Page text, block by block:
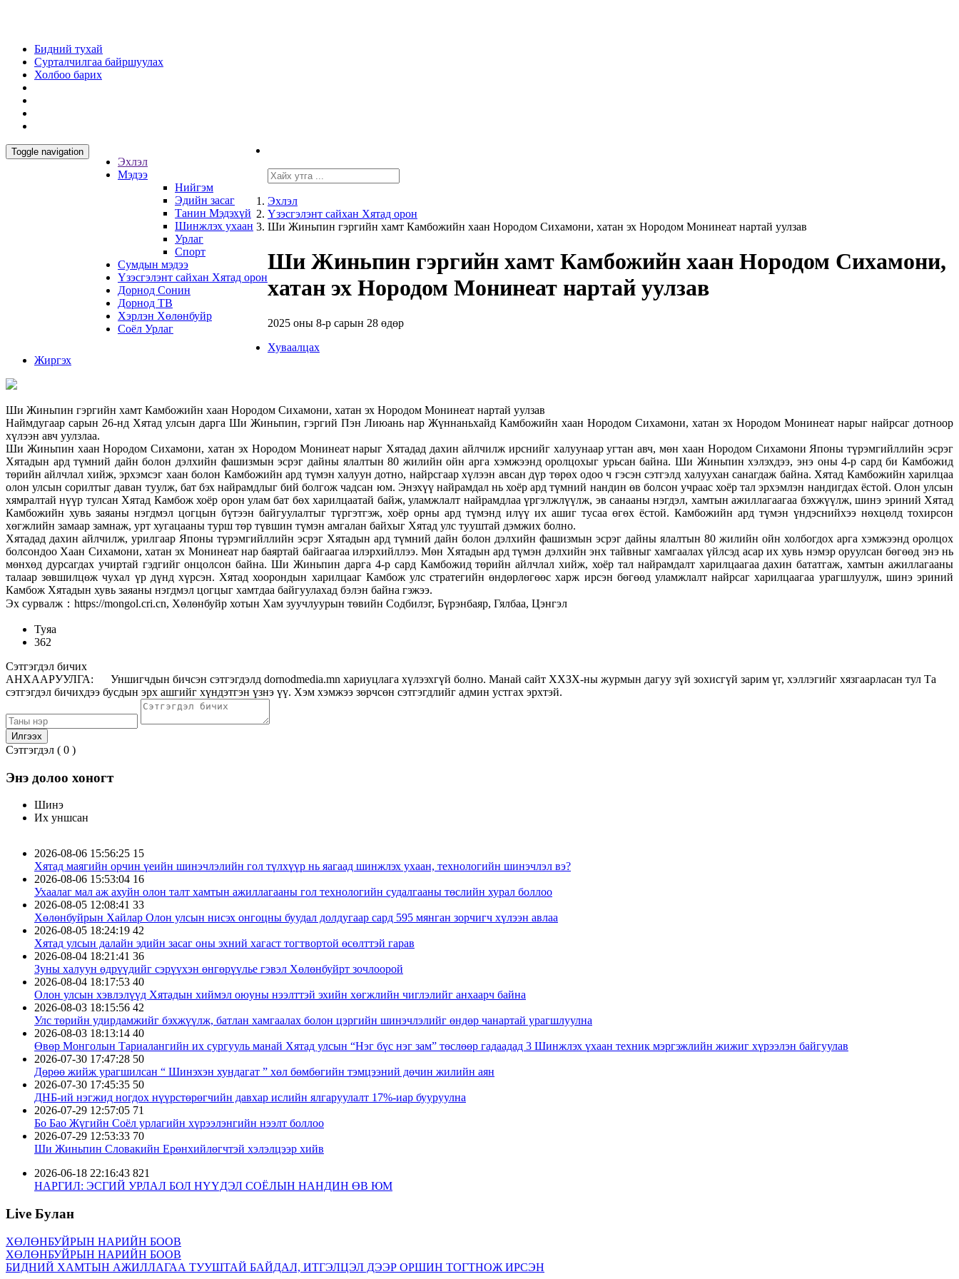
Бидний тухай
Сурталчилгаа байршуулах
Холбоо барих
Toggle navigation
Эхлэл
Мэдээ
Нийгэм
Эдийн засаг
Танин Мэдэхүй
Шинжлэх ухаан
Урлаг
Спорт
Сумдын мэдээ
Үзэсгэлэнт сайхан Хятад орон
Дорнод Сонин
Дорнод ТВ
Хэрлэн Хөлөнбуйр
Соёл Урлаг
Эхлэл
Үзэсгэлэнт сайхан Хятад орон
Ши Жиньпин гэргийн хамт Камбожийн хаан Нородом Сихамони, хатан эх Нородом Монинеат нартай уулзав
Ши Жиньпин гэргийн хамт Камбожийн хаан Нородом Сихамони,
хатан эх Нородом Монинеат нартай уулзав
2025 оны 8-р сарын 28 өдөр
Хуваалцах
Жиргэх
Ши Жиньпин гэргийн хамт Камбожийн хаан Нородом Сихамони, хатан эх Нородом Монинеат нартай уулзав
Наймдугаар сарын 26-нд Хятад улсын дарга Ши Жиньпин, гэргий Пэн Лиюань нар Жүннаньхайд Камбожийн хаан Нородом Сихамони, хатан эх Нородом Монинеат нарыг найрсаг дотноор
хүлээн авч уулзлаа.
Ши Жиньпин хаан Нородом Сихамони, хатан эх Нородом Монинеат нарыг Хятадад дахин айлчилж ирснийг халуунаар угтан авч, мөн хаан Нородом Сихамони Японы түрэмгийллийн эсрэг
Хятадын ард түмний дайн болон дэлхийн фашизмын эсрэг дайны ялалтын 80 жилийн ойн арга хэмжээнд оролцохыг урьсан байна. Ши Жиньпин хэлэхдээ, энэ оны 4-р сард би Камбожид
төрийн айлчлал хийж, эрхэмсэг хаан болон Камбожийн ард түмэн халуун дотно, найрсгаар хүлээн авсан дүр төрөх одоо ч гэсэн сэтгэлд халуухан санагдаж байна. Хятад Камбожийн харилцаа
олон улсын сорилтыг даван туулж, бат бэх найрамдлыг бий болгож чадсан юм. Энэхүү найрамдал нь хоёр ард түмний нандин өв болсон учраас хоёр тал эрхэмлэн нандигдах ёстой. Олон улсын
хямралтай нүүр тулсан Хятад Камбож хоёр орон улам бат бөх харилцаатай байж, уламжлалт найрамдлаа үргэлжлүүлж, эв санааны нэгдэл, хамтын ажиллагаагаа бэхжүүлж, шинэ эриний Хятад
Камбожийн хувь заяаны нэгдмэл цогцын бүтээн байгуулалтыг түргэтгэж, хоёр орны ард түмэнд илүү их ашиг тусаа өгөх ёстой. Камбожийн ард түмэн үндэснийхээ нөхцөлд тохирсон
хөгжлийн замаар замнаж, урт хугацааны турш төр түвшин түмэн амгалан байхыг Хятад улс тууштай дэмжих болно.
Хятадад дахин айлчилж, урилгаар Японы түрэмгийллийн эсрэг Хятадын ард түмний дайн болон дэлхийн фашизмын эсрэг дайны ялалтын 80 жилийн ойн холбогдох арга хэмжээнд оролцох
болсондоо Хаан Сихамони, хатан эх Монинеат нар баяртай байгаагаа илэрхийллээ. Мөн Хятадын ард түмэн дэлхийн энх тайвныг хамгаалах үйлсэд асар их хувь нэмэр оруулсан бөгөөд энэ нь
мөнхөд дурсагдах учиртай гэдгийг онцолсон байна. Ши Жиньпин дарга 4-р сард Камбожид төрийн айлчлал хийж, хоёр тал найрамдалт харилцаагаа дахин бататгаж, хамтын ажиллагааны
талаар зөвшилцөж чухал үр дүнд хүрсэн. Хятад хоорондын харилцааг Камбож улс стратегийн өндөрлөгөөс харж ирсэн бөгөөд уламжлалт найрсаг харилцаагаа урагшлуулж, шинэ эриний
Камбож Хятадын хувь заяаны нэгдмэл цогцыг хамтдаа байгуулахад бэлэн байна гэжээ.
Эх сурвалж：https://mongol.cri.cn, Хөлөнбуйр хотын Хам зуучлуурын төвийн Содбилэг, Бүрэнбаяр, Гялбаа, Цэнгэл
Туяа
362
Сэтгэгдэл бичих
АНХААРУУЛГА: Уншигчдын бичсэн сэтгэгдэлд dornodmedia.mn хариуцлага хүлээхгүй болно. Манай сайт ХХЗХ-ны журмын дагуу зүй зохисгүй зарим үг, хэллэгийг хязгаарласан тул Та
сэтгэгдэл бичихдээ бусдын эрх ашгийг хүндэтгэн үзнэ үү. Хэм хэмжээ зөрчсөн сэтгэгдлийг админ устгах эрхтэй.
Сэтгэгдэл ( 0 )
Энэ долоо хоногт
Шинэ
Их уншсан
2026-08-06 15:56:25 15
Хятад маягийн орчин үеийн шинэчлэлийн гол түлхүүр нь яагаад шинжлэх ухаан, технологийн шинэчлэл вэ?
2026-08-06 15:53:04 16
Ухаалаг мал аж ахуйн олон талт хамтын ажиллагааны гол технологийн судалгааны төслийн хурал боллоо
2026-08-05 12:08:41 33
Хөлөнбуйрын Хайлар Олон улсын нисэх онгоцны буудал долдугаар сард 595 мянган зорчигч хүлээн авлаа
2026-08-05 18:24:19 42
Хятад улсын далайн эдийн засаг оны эхний хагаст тогтвортой өсөлттэй гарав
2026-08-04 18:21:41 36
Зуны халуун өдрүүдийг сэрүүхэн өнгөрүүлье гэвэл Хөлөнбуйрт зочлоорой
2026-08-04 18:17:53 40
Олон улсын хэвлэлүүд Хятадын хиймэл оюуны нээлттэй эхийн хөгжлийн чиглэлийг анхаарч байна
2026-08-03 18:15:56 42
Улс төрийн удирдамжийг бэхжүүлж, батлан хамгаалах болон цэргийн шинэчлэлийг өндөр чанартай урагшлуулна
2026-08-03 18:13:14 40
Өвөр Монголын Тариалангийн их сургууль манай Хятад улсын “Нэг бүс нэг зам” төслөөр гадаадад 3 Шинжлэх үхаан техник мэргэжлийн жижиг хүрээлэн байгуулав
2026-07-30 17:47:28 50
Дөрөө жийж урагшилсан “ Шинэхэн хундагат ” хөл бөмбөгийн тэмцээний дөчин жилийн аян
2026-07-30 17:45:35 50
ДНБ-ий нэгжид ногдох нүүрстөрөгчийн давхар ислийн ялгаруулалт 17%-иар бууруулна
2026-07-29 12:57:05 71
Бо Бао Жүгийн Соёл урлагийн хүрээлэнгийн нээлт боллоо
2026-07-29 12:53:33 70
Ши Жиньпин Словакийн Ерөнхийлөгчтэй хэлэлцээр хийв
2026-06-18 22:16:43 821
НАРГИЛ: ЭСГИЙ УРЛАЛ БОЛ НҮҮДЭЛ СОЁЛЫН НАНДИН ӨВ ЮМ
Хаврын баярын аяллын ачааллын эхний долоо хоногт давхардсан тоогоор 1.4 тэрбум гаруй зорчигч зорчино
2026-01-06 19:49:01
Шинэ барга баруун хошууны Хэрлэн сумын Баян гацаа хамтын аж ахуйн ашигаа хуваарилав
2026-01-05 22:51:19 711
Ши Жиньпин М.Мартинг хүлээн авч уулзав
2026-01-06 22:52:46 703
Live Булан
ХӨЛӨНБУЙРЫН НАРИЙН БООВ
ХӨЛӨНБУЙРЫН НАРИЙН БООВ
БИДНИЙ ХАМТЫН АЖИЛЛАГАА ТУУШТАЙ БАЙДАЛ, ИТГЭЛЦЭЛ ДЭЭР ОРШИН ТОГТНОЖ ИРСЭН